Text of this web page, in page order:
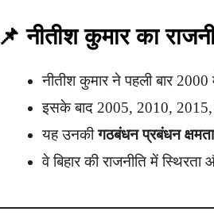
📌 नीतीश कुमार का
नीतीश कुमार ने पहली बार
इसके बाद 2005, 2010,
यह उनकीगठबंधन प्रबंधन क्षमता
वे बिहार की राजनीति में